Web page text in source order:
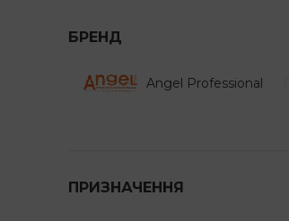
БРЕНД
Angel Professional
ПРИЗНАЧЕННЯ